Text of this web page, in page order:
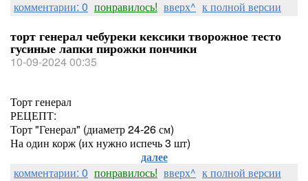
комментарии: 0 понравилось! вверх^ к полной версии
торт генерал чебуреки кексики творожное тесто
гусиные лапки пирожки пончики
10-09-2024 00:35
Торт генерал
РЕЦЕПТ:
Торт "Генерал" (диаметр 24-26 см)
На один корж (их нужно испечь 3 шт)
далее
комментарии: 0 понравилось! вверх^ к полной версии